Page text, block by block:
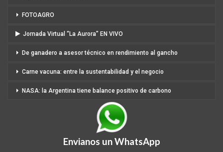
FOTOAGRO
Jornada Virtual “La Aurora” EN VIVO
De ganadero a asesor técnico en rendimiento al gancho
Carne vacuna: entre la sustentabilidad y el negocio
NASA: la Argentina tiene balance positivo de carbono
Envianos un WhatsApp